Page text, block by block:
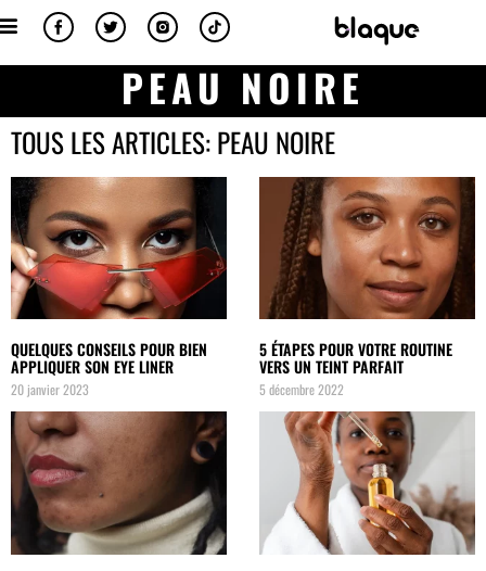
PEAU NOIRE
TOUS LES ARTICLES: PEAU NOIRE
QUELQUES CONSEILS POUR BIEN
APPLIQUER SON EYE LINER
20 janvier 2023
5 ÉTAPES POUR VOTRE ROUTINE
VERS UN TEINT PARFAIT
5 décembre 2022